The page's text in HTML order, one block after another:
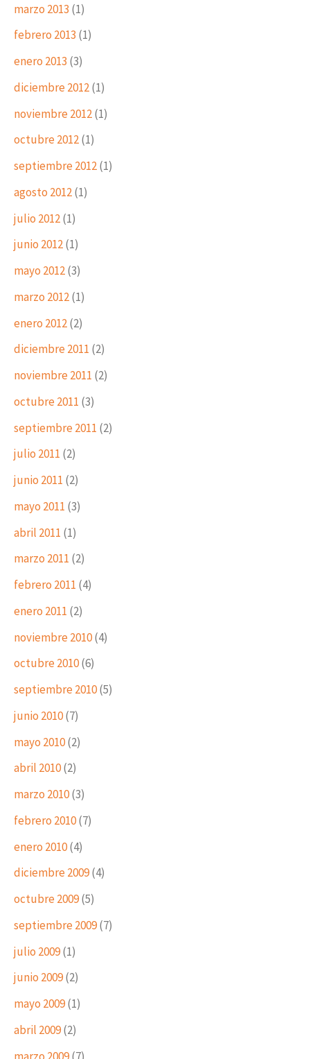
marzo 2013 (1)
febrero 2013 (1)
enero 2013 (3)
diciembre 2012(1)
noviembre 2012(1)
octubre 2012(1)
septiembre 2012(1)
agosto 2012(1)
julio 2012(1)
junio 2012(1)
mayo 2012(3)
marzo 2012(1)
enero 2012(2)
diciembre 2011 (2)
noviembre 2011 (2)
octubre 2011 (3)
septiembre 2011 (2)
julio 2011 (2)
junio 2011 (2)
mayo 2011 (3)
abril 2011 (1)
marzo 2011 (2)
febrero 2011 (4)
enero 2011 (2)
noviembre 2010(4)
octubre 2010(6)
septiembre 2010(5)
junio 2010(7)
mayo 2010(2)
abril 2010(2)
marzo 2010(3)
febrero 2010(7)
enero 2010(4)
diciembre 2009(4)
octubre 2009(5)
septiembre 2009(7)
julio 2009(1)
junio 2009(2)
mayo 2009(1)
abril 2009(2)
marzo 2009(7)